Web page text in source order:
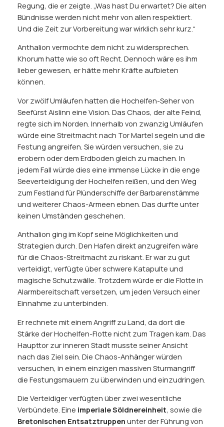
Regung, die er zeigte. „Was hast Du erwartet? Die alten
Bündnisse werden nicht mehr von allen respektiert.
Und die Zeit zur Vorbereitung war wirklich sehr kurz.“
Anthalion vermochte dem nicht zu widersprechen.
Khorum hatte wie so oft Recht. Dennoch wäre es ihm
lieber gewesen, er hätte mehr Kräfte aufbieten
können.
Vor zwölf Umläufen hatten die Hochelfen-Seher von
Seefürst Aislinn eine Vision. Das Chaos, der alte Feind,
regte sich im Norden. Innerhalb von zwanzig Umläufen
würde eine Streitmacht nach Tor Martel segeln und die
Festung angreifen. Sie würden versuchen, sie zu
erobern oder dem Erdboden gleich zu machen. In
jedem Fall würde dies eine immense Lücke in die enge
Seeverteidigung der Hochelfen reißen, und den Weg
zum Festland für Plünderschiffe der Barbarenstämme
und weiterer Chaos-Armeen ebnen. Das durfte unter
keinen Umständen geschehen.
Anthalion ging im Kopf seine Möglichkeiten und
Strategien durch. Den Hafen direkt anzugreifen wäre
für die Chaos-Streitmacht zu riskant. Er war zu gut
verteidigt, verfügte über schwere Katapulte und
magische Schutzwälle. Trotzdem würde er die Flotte in
Alarmbereitschaft versetzen, um jeden Versuch einer
Einnahme zu unterbinden.
Er rechnete mit einem Angriff zu Land, da dort die
Stärke der Hochelfen-Flotte nicht zum Tragen kam. Das
Haupttor zur inneren Stadt musste seiner Ansicht
nach das Ziel sein. Die Chaos-Anhänger würden
versuchen, in einem einzigen massiven Sturmangriff
die Festungsmauern zu überwinden und einzudringen.
Die Verteidiger verfügten über zwei wesentliche
Verbündete. Eine imperiale Söldnereinheit, sowie die
Bretonischen Entsatztruppen unter der Führung von